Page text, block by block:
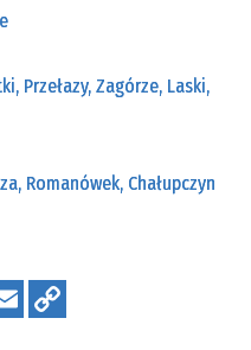
Przełazy, Zagórze, Laski,
Romanówek, Chałupczyn